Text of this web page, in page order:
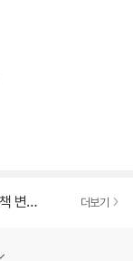
시행] 더보기